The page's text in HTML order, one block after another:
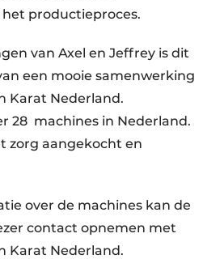
productieproces.
van Axel en Jeffrey is dit
een mooie samenwerking
Karat Nederland.
28 machines in Nederland.
zorg aangekocht en
over de machines kan de
contact opnemen met
Karat Nederland.